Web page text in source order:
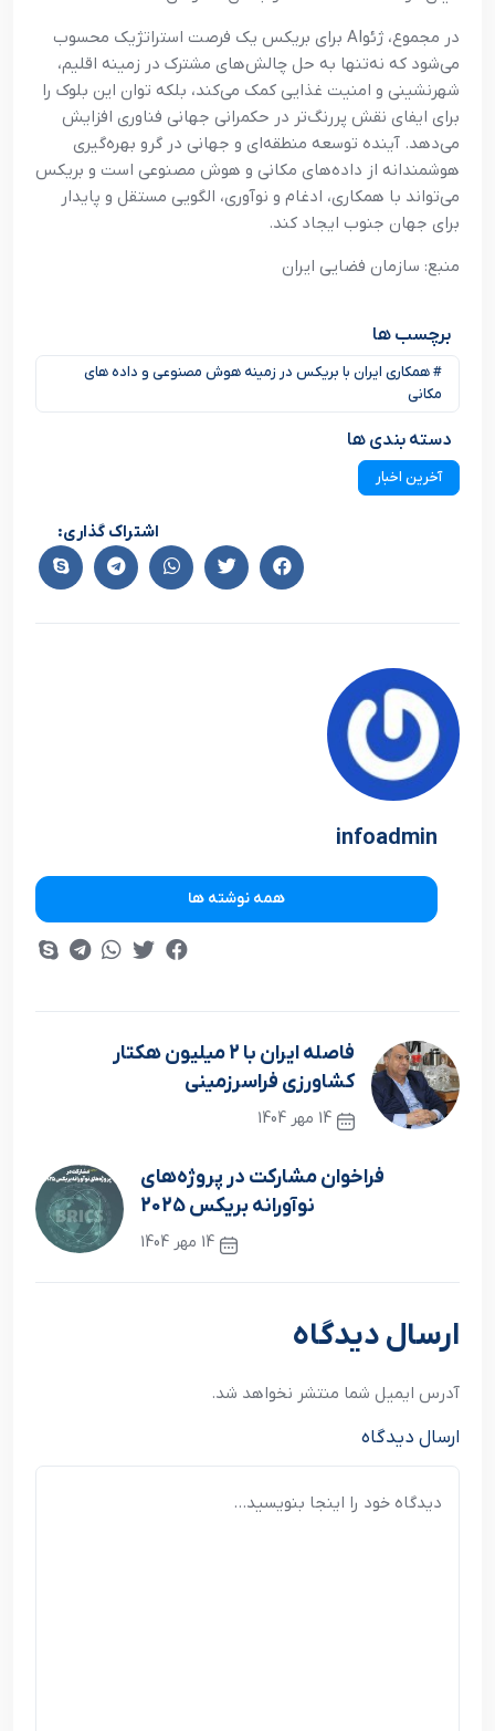
در مجموع، ژئوAI برای بریکس یک فرصت استراتژیک محسوب
می‌شود که نه‌تنها به حل چالش‌های مشترک در زمینه اقلیم،
شهرنشینی و امنیت غذایی کمک می‌کند، بلکه توان این بلوک را
برای ایفای نقش پررنگ‌تر در حکمرانی جهانی فناوری افزایش
می‌دهد. آینده توسعه منطقه‌ای و جهانی در گرو بهره‌گیری
هوشمندانه از داده‌های مکانی و هوش مصنوعی است و بریکس
می‌تواند با همکاری، ادغام و نوآوری، الگویی مستقل و پایدار
برای جهان جنوب ایجاد کند.
منبع: سازمان فضایی ایران
برچسب ها
# همکاری ایران با بریکس در زمینه هوش مصنوعی و داده های
مکانی
دسته بندی ها
آخرین اخبار
اشتراک گذاری:
infoadmin
همه نوشته ها
فاصله ایران با 2 میلیون هکتار
کشاورزی فراسرزمینی
14 مهر 1404
فراخوان مشارکت در پروژه‌های
نوآورانه بریکس 2025
14 مهر 1404
نوشته بعدی
ارسال دیدگاه
آدرس ایمیل شما منتشر نخواهد شد.
ارسال دیدگاه